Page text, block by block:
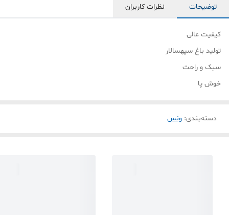
توضیحات نظرات کاربران
کیفیت عالی
تولید باغ سپهسالار
سبک و راحت
خوش پا
دسته‌بندی: ونس